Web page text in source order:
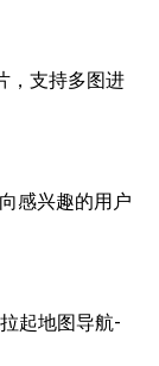
，支持多图进
感兴趣的用户
起地图导航-